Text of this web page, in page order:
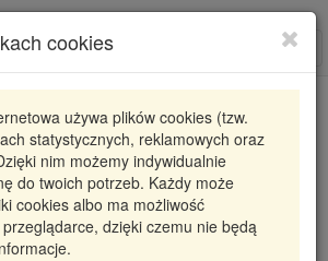
cookies
używa plików cookies (tzw.
statystycznych, reklamowych oraz
nim możemy indywidualnie
do twoich potrzeb. Każdy może
cookies albo ma możliwość
przeglądarce, dzięki czemu nie będą
- NOWA JEEP GRAND